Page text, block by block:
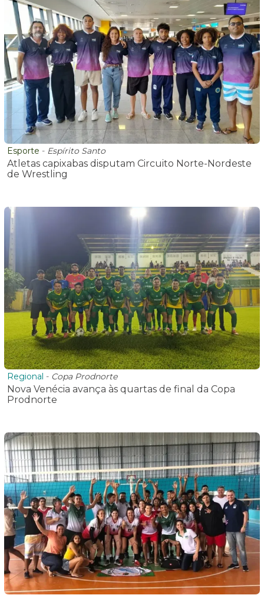
Esporte - Espírito Santo
Atletas capixabas disputam Circuito Norte-Nordeste
de Wrestling
Regional - Copa Prodnorte
Nova Venécia avança às quartas de final da Copa
Prodnorte